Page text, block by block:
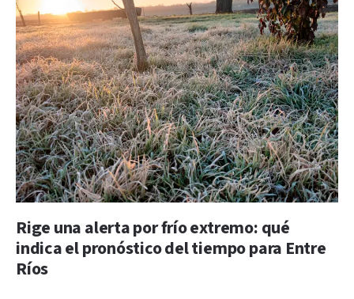
Rige una alerta por frío extremo: qué
indica el pronóstico del tiempo para Entre
Ríos